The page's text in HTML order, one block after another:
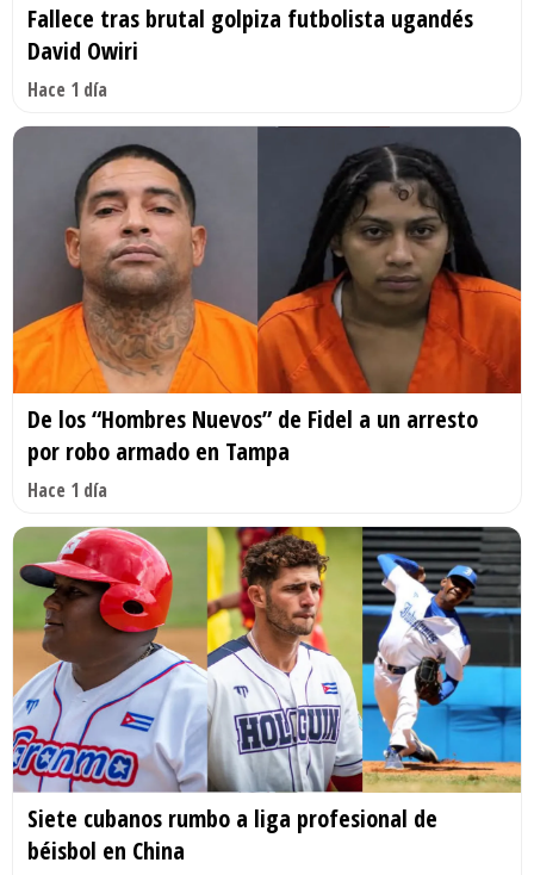
Fallece tras brutal golpiza futbolista ugandés
David Owiri
Hace 1 día
De los “Hombres Nuevos” de Fidel a un arresto
por robo armado en Tampa
Hace 1 día
Siete cubanos rumbo a liga profesional de
béisbol en China